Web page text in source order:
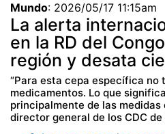
Mundo: 2026/05/17 11:15am
La alerta
en la RD del
región y desata
“Para esta cepa específica no
medicamentos. Lo que
principalmente de las medidas
director general de los CDC